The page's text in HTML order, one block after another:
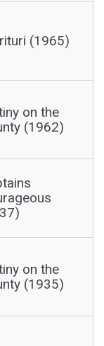
(1965)
on the
(1962)
on the
(1935)